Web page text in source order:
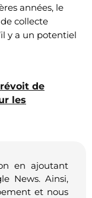
années, le
collecte
y a un potentiel
de
les
en ajoutant
News. Ainsi,
et nous